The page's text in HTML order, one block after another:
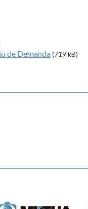
de Demanda(719 kB)